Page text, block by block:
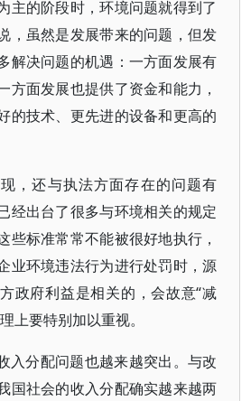
主的阶段时，环境问题就得到了
，虽然是发展带来的问题，但发
解决问题的机遇：一方面发展有
方面发展也提供了资金和能力，
的技术、更先进的设备和更高的
，还与执法方面存在的问题有
经出台了很多与环境相关的规定
些标准常常不能被很好地执行，
业环境违法行为进行处罚时，源
政府利益是相关的，会故意“减
上要特别加以重视。
入分配问题也越来越突出。与改
国社会的收入分配确实越来越两